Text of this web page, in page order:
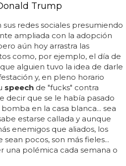
Trump
redes sociales presumiendo
ampliada con la adopción
aún hoy arrastra las
como, por ejemplo, el día de
alguien tuvo la idea de darle
y, en pleno horario
speech de "fucks" contra
decir que se le había pasado
en la casa blanca... sea
estarse callada y aunque
enemigos que aliados, los
pocos, son más fieles...
una polémica cada semana o